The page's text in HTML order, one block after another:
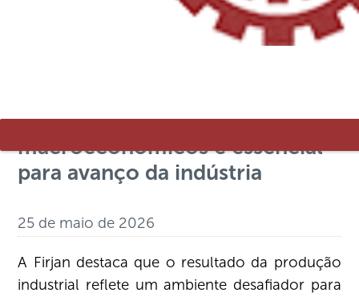
fundamentos
macroeconômicos é essencial
para avanço da indústria
25 de maio de 2026
A Firjan destaca que o resultado da produção
industrial reflete um ambiente desafiador para